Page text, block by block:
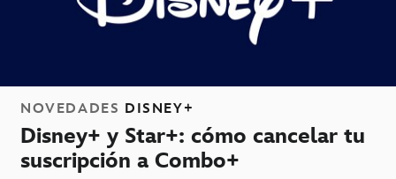
NOVEDADES DISNEY+
Disney+ y Star+: cómo cancelar tu
suscripción a Combo+